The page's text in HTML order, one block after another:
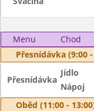
Menu Chod
Přesnídávka (9:00
Přesnídávka
Jídlo
Nápoj
Oběd (11:00 -